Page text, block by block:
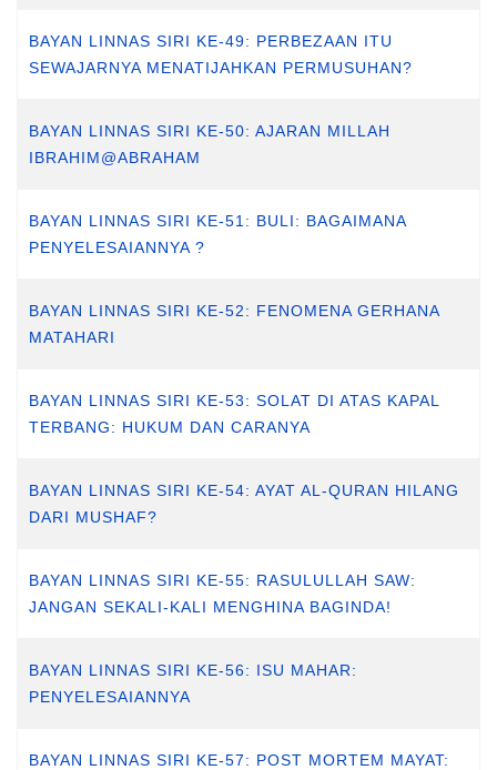
BAYAN LINNAS SIRI KE-49: PERBEZAAN ITU
SEWAJARNYA MENATIJAHKAN PERMUSUHAN?
BAYAN LINNAS SIRI KE-50: AJARAN MILLAH
IBRAHIM@ABRAHAM
BAYAN LINNAS SIRI KE-51: BULI: BAGAIMANA
PENYELESAIANNYA ?
BAYAN LINNAS SIRI KE-52: FENOMENA GERHANA
MATAHARI
BAYAN LINNAS SIRI KE-53: SOLAT DI ATAS KAPAL
TERBANG: HUKUM DAN CARANYA
BAYAN LINNAS SIRI KE-54: AYAT AL-QURAN HILANG
DARI MUSHAF?
BAYAN LINNAS SIRI KE-55: RASULULLAH SAW:
JANGAN SEKALI-KALI MENGHINA BAGINDA!
BAYAN LINNAS SIRI KE-56: ISU MAHAR:
PENYELESAIANNYA
BAYAN LINNAS SIRI KE-57: POST MORTEM MAYAT: